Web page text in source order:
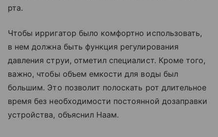
рта.
Чтобы ирригатор было комфортно использовать,
в нем должна быть функция регулирования
давления струи, отметил специалист. Кроме того,
важно, чтобы объем емкости для воды был
большим. Это позволит полоскать рот длительное
время без необходимости постоянной дозаправки
устройства, объяснил Наам.